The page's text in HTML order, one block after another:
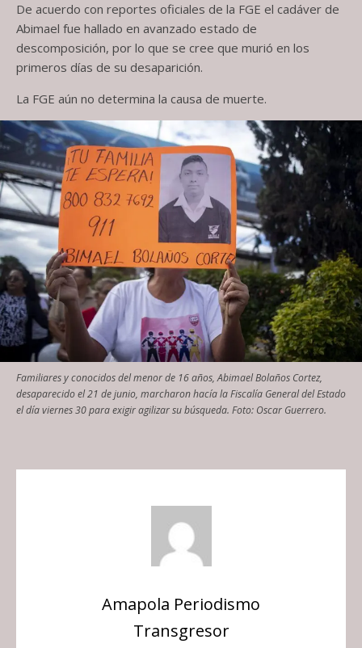
De acuerdo con reportes oficiales de la FGE el cadáver de
Abimael fue hallado en avanzado estado de
descomposición, por lo que se cree que murió en los
primeros días de su desaparición.
La FGE aún no determina la causa de muerte.
Familiares y conocidos del menor de 16 años, Abimael Bolaños Cortez,
desaparecido el 21 de junio, marcharon hacía la Fiscalía General del Estado
el día viernes 30 para exigir agilizar su búsqueda. Foto: Oscar Guerrero.
Amapola Periodismo
Transgresor